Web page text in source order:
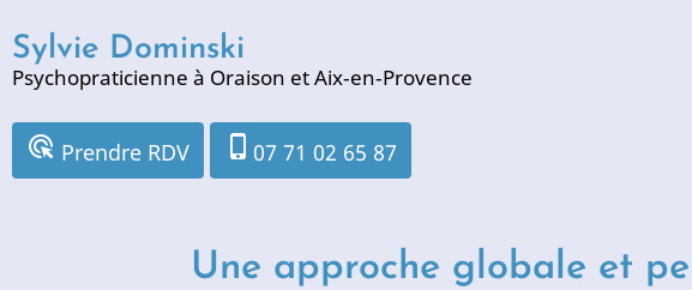
au
contenu
principal
Sylvie Dominski
Psychopraticienne à Oraison et Aix‑en‑Provence
ads_click Prendre RDV phone_iphone 07 71 02 65 87
Une approche globale et